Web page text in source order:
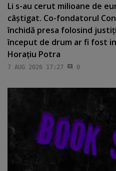
Li s-au cerut milioane de
câştigat. Co-fondatorul
închidă presa folosind
început de drum ar fi fost
Horaţiu Potra
7 AUG 2026 17:27 0